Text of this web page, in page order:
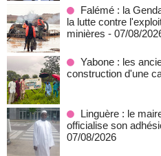
Falémé : la
la lutte contre
minières - 07/08/
Yabone : les
construction d'une
Linguère : le
officialise son
07/08/2026